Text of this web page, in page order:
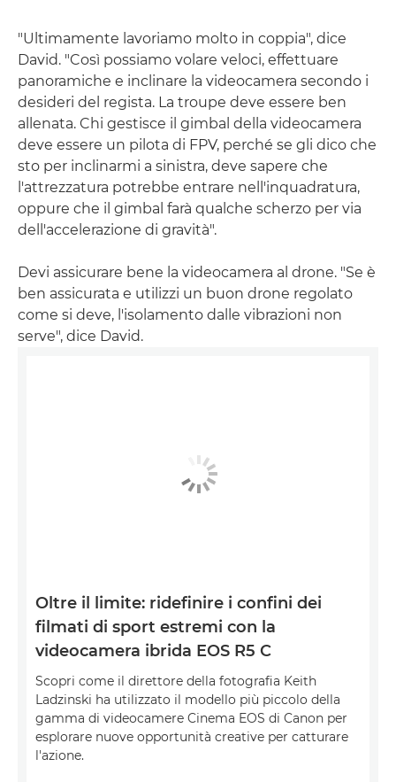
"Ultimamente lavoriamo molto in coppia", dice
David. "Così possiamo volare veloci, effettuare
panoramiche e inclinare la videocamera secondo i
desideri del regista. La troupe deve essere ben
allenata. Chi gestisce il gimbal della videocamera
deve essere un pilota di FPV, perché se gli dico che
sto per inclinarmi a sinistra, deve sapere che
l'attrezzatura potrebbe entrare nell'inquadratura,
oppure che il gimbal farà qualche scherzo per via
dell'accelerazione di gravità".
Devi assicurare bene la videocamera al drone. "Se è
ben assicurata e utilizzi un buon drone regolato
come si deve, l'isolamento dalle vibrazioni non
serve", dice David.
Oltre il limite: ridefinire i confini dei
filmati di sport estremi con la
videocamera ibrida EOS R5 C
Scopri come il direttore della fotografia Keith
Ladzinski ha utilizzato il modello più piccolo della
gamma di videocamere Cinema EOS di Canon per
esplorare nuove opportunità creative per catturare
l'azione.